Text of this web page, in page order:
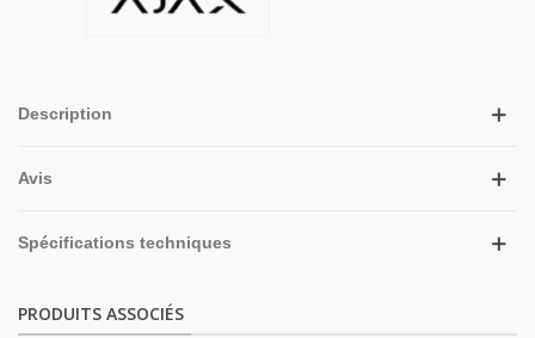
Description
Avis
Spécifications techniques
PRODUITS ASSOCIÉS